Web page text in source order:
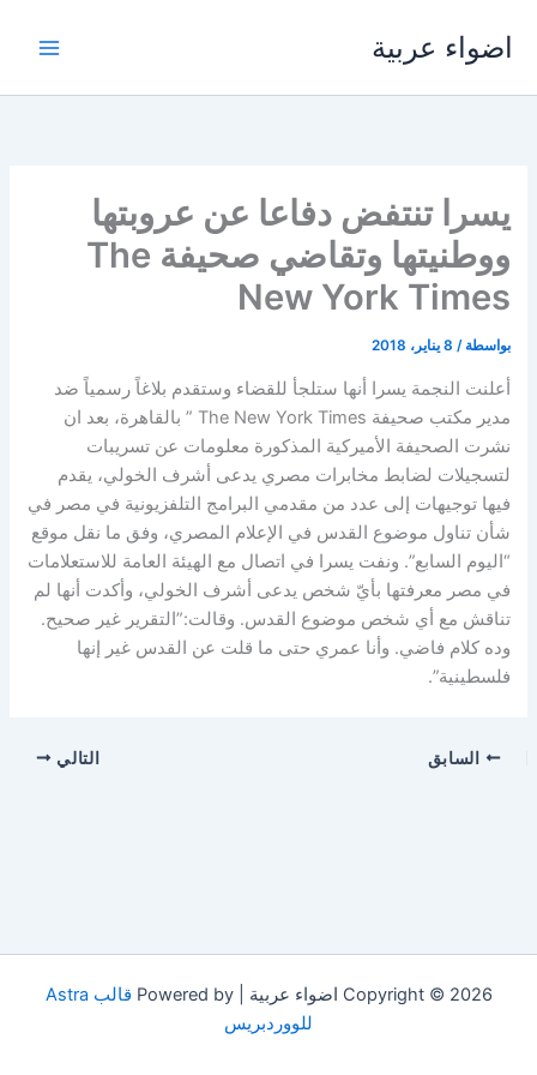
اضواء عربية
يسرا تنتفض دفاعا عن عروبتها
ووطنيتها وتقاضي صحيفة The
New York Times
بواسطة / 8 يناير، 2018
أعلنت النجمة يسرا أنها ستلجأ للقضاء وستقدم بلاغاً رسمياً ضد
مدير مكتب صحيفة The New York Times ” بالقاهرة، بعد ان
نشرت الصحيفة الأميركية المذكورة معلومات عن تسريبات
لتسجيلات لضابط مخابرات مصري يدعى أشرف الخولي، يقدم
فيها توجيهات إلى عدد من مقدمي البرامج التلفزيونية في مصر في
شأن تناول موضوع القدس في الإعلام المصري، وفق ما نقل موقع
“اليوم السابع”. ونفت يسرا في اتصال مع الهيئة العامة للاستعلامات
في مصر معرفتها بأيّ شخص يدعى أشرف الخولي، وأكدت أنها لم
تناقش مع أي شخص موضوع القدس. وقالت:”التقرير غير صحيح.
وده كلام فاضي. وأنا عمري حتى ما قلت عن القدس غير إنها
فلسطينية”.
السابق التالي
Copyright © 2026 اضواء عربية | Powered by
قالب Astra
للووردبريس